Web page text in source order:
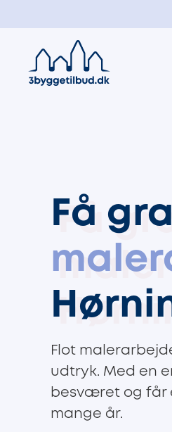
Få
Flot
udtryk. Med en
besværet og får
mange år.